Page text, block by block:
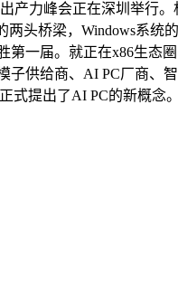
产力峰会正在深圳举行
头桥梁，Windows系统
一届。就正在x86生态
供给商、AI PC厂商、
式提出了AI PC的新概